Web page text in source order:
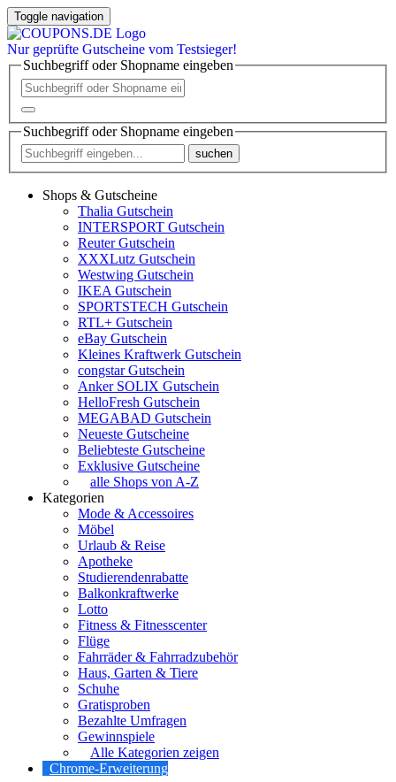
Toggle navigation
Nur geprüfte Gutscheine vom Testsieger!
Suchbegriff oder Shopname eingeben
Suchbegriff oder Shopname eingeben
suchen
Shops & Gutscheine
Thalia Gutschein
INTERSPORT Gutschein
Reuter Gutschein
XXXLutz Gutschein
Westwing Gutschein
IKEA Gutschein
SPORTSTECH Gutschein
RTL+ Gutschein
eBay Gutschein
Kleines Kraftwerk Gutschein
congstar Gutschein
Anker SOLIX Gutschein
HelloFresh Gutschein
MEGABAD Gutschein
Neueste Gutscheine
Beliebteste Gutscheine
Exklusive Gutscheine
alle Shops von A-Z
Kategorien
Mode & Accessoires
Möbel
Urlaub & Reise
Apotheke
Studierendenrabatte
Balkonkraftwerke
Lotto
Fitness & Fitnesscenter
Flüge
Fahrräder & Fahrradzubehör
Haus, Garten & Tiere
Schuhe
Gratisproben
Bezahlte Umfragen
Gewinnspiele
Alle Kategorien zeigen
Chrome-Erweiterung